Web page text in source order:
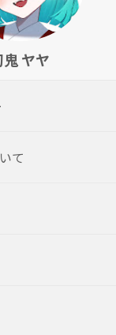
ヤヤ
て